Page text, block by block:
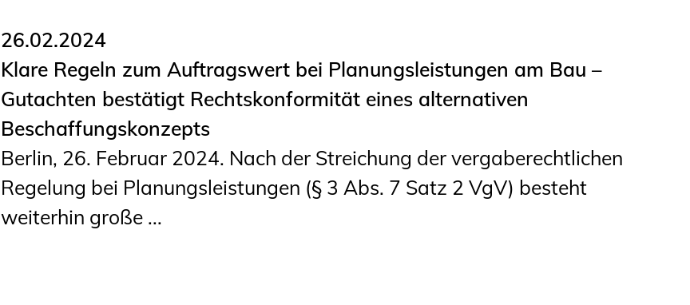
26.02.2024
Klare Regeln zum Auftragswert bei Planungsleistungen am Bau –
Gutachten bestätigt Rechtskonformität eines alternativen
Beschaffungskonzepts
Berlin, 26. Februar 2024. Nach der Streichung der vergaberechtlichen
Regelung bei Planungsleistungen (§ 3 Abs. 7 Satz 2 VgV) besteht
weiterhin große ...